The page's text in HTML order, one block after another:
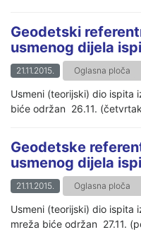
Geodetski
usmenog dijela
21.11.2015. Oglasna ploča
Usmeni (teorijski) dio ispita
biće održan 26.11.
Geodetske
usmenog dijela
21.11.2015. Oglasna ploča
Usmeni (teorijski) dio ispita
mreža biće održan 27.11.